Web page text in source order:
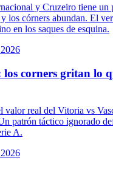
y Cruzeiro tiene un
los córners abundan. El
en los saques de esquina.
corners gritan lo
valor real del Vitoria vs
patrón táctico ignorado
A.